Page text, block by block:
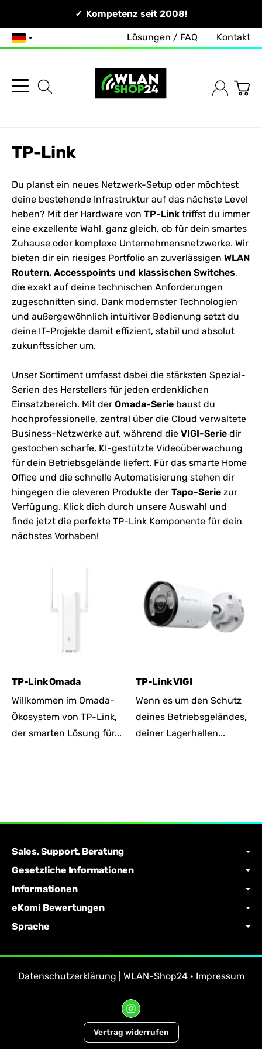
Persönlich & Erreichbar!Kompetenz seit 2008!
Deutsch Lösungen / FAQ Kontakt
TP-Link
Du planst ein neues Netzwerk-Setup oder möchtest
deine bestehende Infrastruktur auf das nächste Level
heben? Mit der Hardware von TP-Link triffst du immer
eine exzellente Wahl, ganz gleich, ob für dein smartes
Zuhause oder komplexe Unternehmensnetzwerke. Wir
bieten dir ein riesiges Portfolio an zuverlässigen WLAN
Routern, Accesspoints und klassischen Switches,
die exakt auf deine technischen Anforderungen
zugeschnitten sind. Dank modernster Technologien
und außergewöhnlich intuitiver Bedienung setzt du
deine IT-Projekte damit effizient, stabil und absolut
zukunftssicher um.
Unser Sortiment umfasst dabei die stärksten Spezial-
Serien des Herstellers für jeden erdenklichen
Einsatzbereich. Mit der Omada-Serie baust du
hochprofessionelle, zentral über die Cloud verwaltete
Business-Netzwerke auf, während die VIGI-Serie dir
gestochen scharfe, KI-gestützte Videoüberwachung
für dein Betriebsgelände liefert. Für das smarte Home
Office und die schnelle Automatisierung stehen dir
hingegen die cleveren Produkte der Tapo-Serie zur
Verfügung. Klick dich durch unsere Auswahl und
finde jetzt die perfekte TP-Link Komponente für dein
nächstes Vorhaben!
TP-Link Omada
Willkommen im Omada-
Ökosystem von TP-Link,
der smarten Lösung für...
TP-Link VIGI
Wenn es um den Schutz
deines Betriebsgeländes,
deiner Lagerhallen...
Sales, Support, Beratung
Gesetzliche Informationen
Informationen
eKomi Bewertungen
Sprache
Datenschutzerklärung | WLAN-Shop24 • Impressum
Vertrag widerrufen